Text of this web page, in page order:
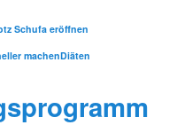
Schufa eröffnen
machenDiäten